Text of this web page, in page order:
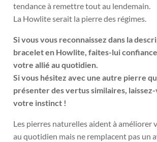
tendance à remettre tout au lendemain.
La Howlite serait la pierre des régimes.
Si vous vous reconnaissez dans la
bracelet en Howlite, faites-lui
votre allié au quotidien.
Si vous hésitez avec une autre pierre
présenter des vertus similaires,
votre instinct !
Les pierres naturelles aident à améliorer
au quotidien mais ne remplacent pas un